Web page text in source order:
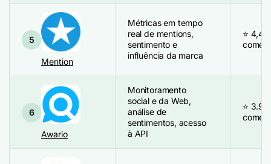
5
Mention
Métricas em tempo
real de mentions,
sentimento e
influência da marca
⭐ 4,4/
6
Awario
Monitoramento
social e da Web,
análise de
sentimentos, acesso
à API
⭐ 3.9/